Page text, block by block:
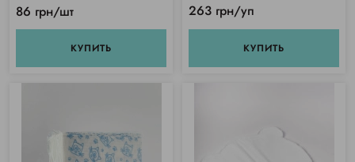
86 грн/шт
КУПИТЬ
263 грн/уп
КУПИТЬ